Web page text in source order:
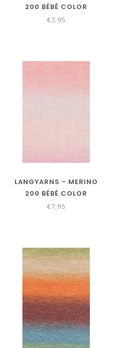
200 BÉBÉ COLOR
155.0452
€7,95
LANGYARNS - MERINO
200 BÉBÉ COLOR
155.0509
€7,95